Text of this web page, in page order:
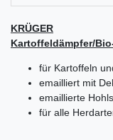
KRÜGER
Kartoffeldämpfer/
für Kartoffeln
emailliert mit
emaillierte
für alle